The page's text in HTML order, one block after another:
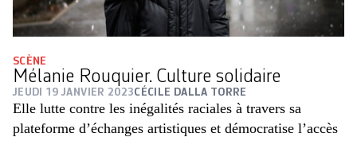
SCÈNE
Mélanie Rouquier. Culture solidaire
JEUDI 19 JANVIER 2023CÉCILE DALLA TORRE
Elle lutte contre les inégalités raciales à travers sa
plateforme d’échanges artistiques et démocratise l’accès